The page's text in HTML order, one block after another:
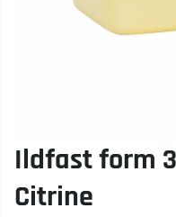
Ildfast form
Citrine